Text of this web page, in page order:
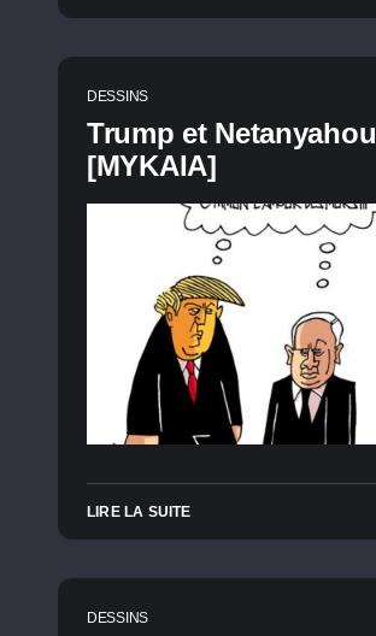
DESSINS
Trump et Netanyahou
[MYKAIA]
LIRE LA SUITE
DESSINS